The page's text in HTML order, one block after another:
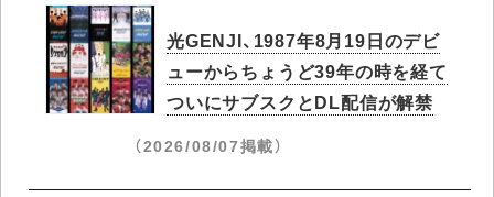
光GENJI、1987年8月19日のデビ
ューからちょうど39年の時を経て
ついにサブスクとDL配信が解禁
（2026/08/07掲載）